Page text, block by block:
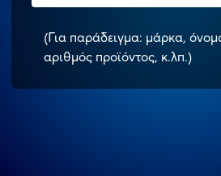
(Για παράδειγμα: μάρκα,
αριθμός προϊόντος, κ.λπ.)